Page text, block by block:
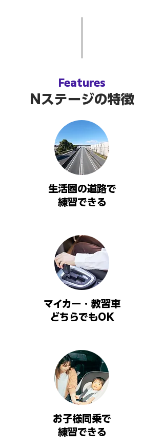
Features
Nステージの特徴
生活圏の道路で
​練習できる
マイカー・​教習車
どちらでもOK
お子様同乗で
​練習できる